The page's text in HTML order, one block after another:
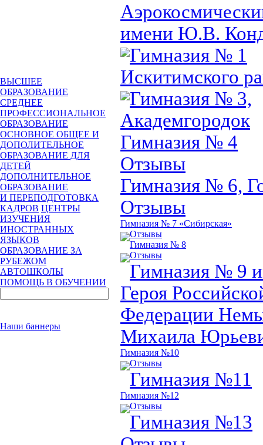
ВЫСШЕЕ
ОБРАЗОВАНИЕ
СРЕДНЕЕ
ПРОФЕССИОНАЛЬНОЕ
ОБРАЗОВАНИЕ
ОСНОВНОЕ ОБЩЕЕ И
ДОПОЛИТЕЛЬНОЕ
ОБРАЗОВАНИЕ ДЛЯ
ДЕТЕЙ
ДОПОЛНИТЕЛЬНОЕ
ОБРАЗОВАНИЕ
И ПЕРЕПОДГОТОВКА
КАДРОВ ЦЕНТРЫ
ИЗУЧЕНИЯ
ИНОСТРАННЫХ
ЯЗЫКОВ
ОБРАЗОВАНИЕ ЗА
РУБЕЖОМ
АВТОШКОЛЫ
ПОМОЩЬ В ОБУЧЕНИИ
Наши баннеры
имени Ю.В.
Гимназия № 1
Искитимского
Гимназия № 3,
Академгородок
Гимназия № 4
Отзывы
Гимназия № 6,
Отзывы
Гимназия № 7 «Сибирская»
Отзывы
Гимназия № 8
Отзывы
Гимназия № 9
Героя
Федерации
Михаила
Гимназия №10
Отзывы
Гимназия №11
Гимназия №12
Отзывы
Гимназия №13